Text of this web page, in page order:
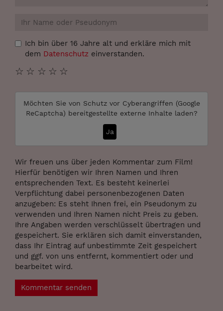
Ich bin über 16 Jahre alt und erkläre mich mit
dem Datenschutz einverstanden.
☆
☆
☆
☆
☆
Möchten Sie von Schutz vor Cyberangriffen (Google
ReCaptcha) bereitgestellte externe Inhalte laden?
Ja
Wir freuen uns über jeden Kommentar zum Film!
Hierfür benötigen wir Ihren Namen und Ihren
entsprechenden Text. Es besteht keinerlei
Verpflichtung dabei personenbezogenen Daten
anzugeben: Es steht Ihnen frei, ein Pseudonym zu
verwenden und Ihren Namen nicht Preis zu geben.
Ihre Angaben werden verschlüsselt übertragen und
gespeichert. Sie erklären sich damit einverstanden,
dass Ihr Eintrag auf unbestimmte Zeit gespeichert
und ggf. von uns entfernt, kommentiert oder und
bearbeitet wird.
Kommentar senden